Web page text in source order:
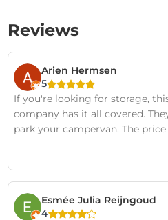
Reviews
Arien Hermsen
5
If you're looking for storage,
company has it all covered.
park your campervan. The
Esmée Julia Reijngoud
4